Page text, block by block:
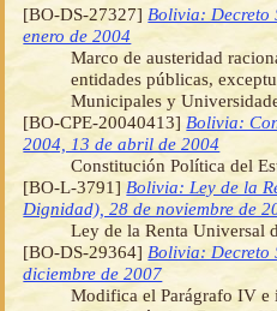
[BO-DS-27327] Bolivia: Decreto
enero de 2004
Marco de austeridad
entidades públicas,
Municipales y
[BO-CPE-20040413] Bolivia:
2004, 13 de abril de 2004
Constitución Política del
[BO-L-3791] Bolivia: Ley de la
Dignidad), 28 de noviembre de
Ley de la Renta Universal
[BO-DS-29364] Bolivia: Decreto
diciembre de 2007
Modifica el Parágrafo IV e